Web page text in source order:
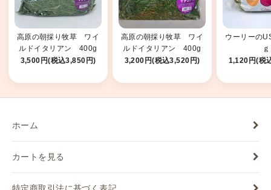
高原の朝採り牧草 ワイ
ルドイタリアン 400g
2025
3,500円(税込3,850円)
高原の朝採り牧草 ワイ
ルドイタリアン 400g
2026
3,200円(税込3,520円)
ウーリーの
ｇ
1,120円(税
ホーム
カートを見る